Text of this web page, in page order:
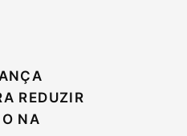
REDUZIR
NA